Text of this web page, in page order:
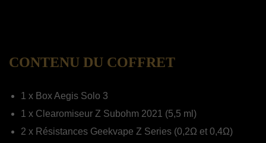
CONTENU DU COFFRET
1 x Box Aegis Solo 3
1 x Clearomiseur Z Subohm 2021 (5,5 ml)
2 x Résistances Geekvape Z Series (0,2Ω et 0,4Ω)